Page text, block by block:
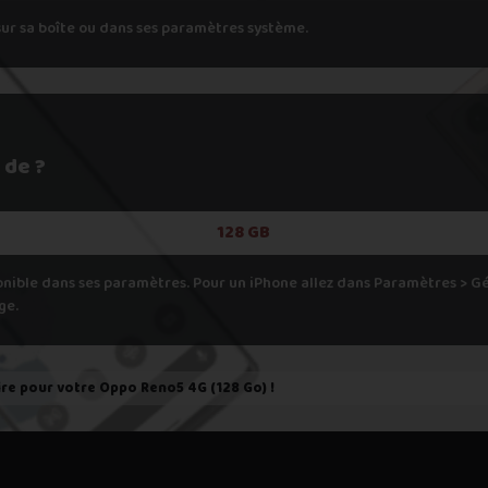
boîte ou dans ses paramètres système.
?
128 GB
dans ses paramètres. Pour un iPhone allez dans Paramètres >
pour votre Oppo Reno5 4G (128 Go) !